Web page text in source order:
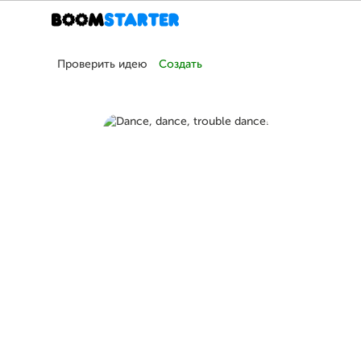
Проверить идею Создать